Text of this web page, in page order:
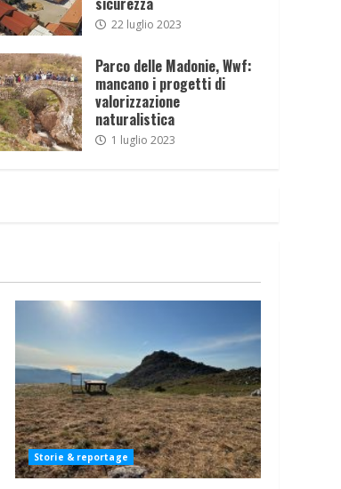
22 luglio 2023
Parco delle Madonie, Wwf:
mancano i progetti di
valorizzazione
naturalistica
1 luglio 2023
Storie & reportage